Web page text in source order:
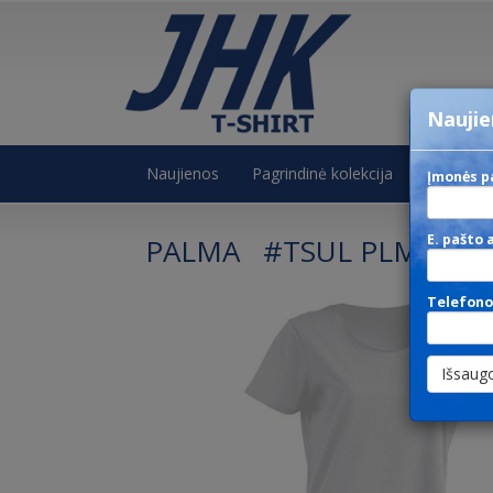
Naujienos Pagrindinė kolekcija Žiemos
PALMA #TSUL PLM
Įmonės
E. pašto